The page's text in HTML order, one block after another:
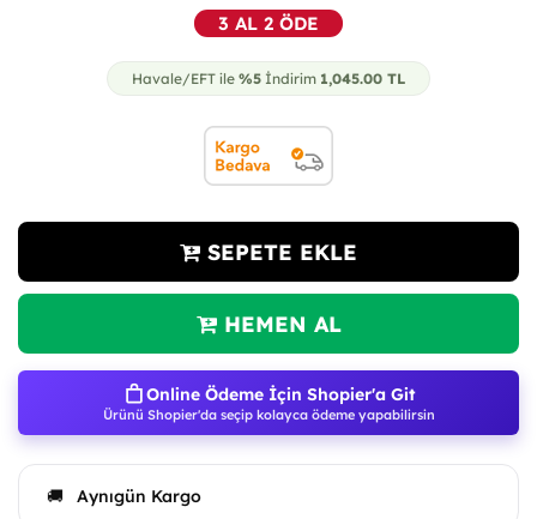
3 AL 2 ÖDE
Havale/EFT ile %5 İndirim 1,045.00 TL
SEPETE EKLE
HEMEN AL
Online Ödeme İçin Shopier'a Git
Ürünü Shopier'da seçip kolayca ödeme yapabilirsin
🚚 Aynıgün Kargo